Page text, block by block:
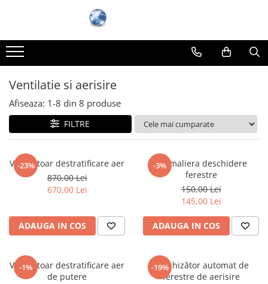
Toate Produsele
Automatizare sere si solarii
Actionari, deschideri, motoare
Ventilatie si aerisire
Senzori si traductori
Sisteme fotovoltaice Solarino
Produse
Ventilatie si aerisire
Afiseaza: 1-8 din 8 produse
FILTRE
-23%
Ventilatoar destratificare aer
870,00 Lei
670,00 Lei
ADAUGA IN COS
-3%
Cremaliera deschidere
ferestre
150,00 Lei
145,00 Lei
ADAUGA IN COS
-1%
Ventilatoar destratificare aer
de putere
-19%
Deschizător automat de
ferestre de aerisire